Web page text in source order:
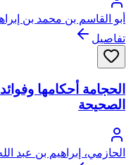
أبو القاسم بن محمد بن
تفاصيل
الحجامة أحكامها
الصحيحة
الحازمي، إبراهيم بن عبد